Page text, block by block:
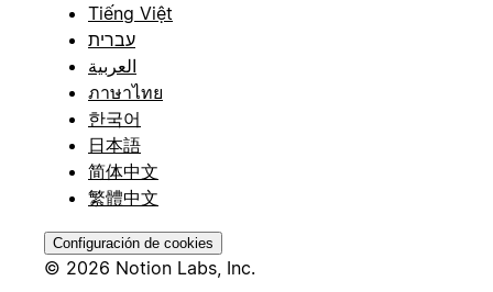
Tiếng Việt
עברית
العربية
ภาษาไทย
한국어
日本語
简体中文
繁體中文
Configuración de cookies
© 2026 Notion Labs, Inc.